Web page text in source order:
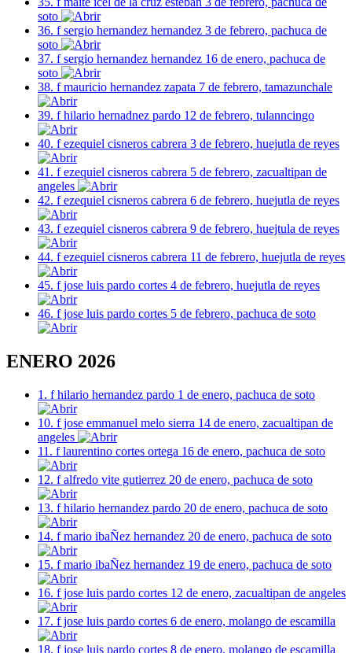
soto
36. f sergio hernandez hernandez 3 de febrero, pachuca de
soto
37. f sergio hernandez hernandez 16 de enero, pachuca de
soto
38. f mauricio hernandez zapata 7 de febrero, tamazunchale
39. f hilario hernadnez pardo 12 de febrero, tulanncingo
40. f ezequiel cisneros cabrera 3 de febrero, huejutla de reyes
41. f ezequiel cisneros cabrera 5 de febrero, zacualtipan de
angeles
42. f ezequiel cisneros cabrera 6 de febrero, huejutla de reyes
43. f ezequiel cisneros cabrera 9 de febrero, huejtula de reyes
44. f ezequiel cisneros cabrera 11 de febrero, huejutla de reyes
45. f jose luis pardo cortes 4 de febrero, huejutla de reyes
46. f jose luis pardo cortes 5 de febrero, pachuca de soto
ENERO 2026
1. f hilario hernandez pardo 1 de enero, pachuca de soto
10. f jose emmanuel melo sierra 14 de enero, zacualtipan de
angeles
11. f laurentino cortes ortega 16 de enero, pachuca de soto
12. f alfredo vite gutierrez 20 de enero, pachuca de soto
13. f hilario hernandez pardo 20 de enero, pachuca de soto
14. f mario ibaÑez hernandez 20 de enero, pachuca de soto
15. f mario ibaÑez hernandez 19 de enero, pachuca de soto
16. f jose luis pardo cortes 12 de enero, zacualtipan de angeles
17. f jose luis pardo cortes 6 de enero, molango de escamilla
18. f jose luis pardo cortes 8 de enero, molango de escamilla